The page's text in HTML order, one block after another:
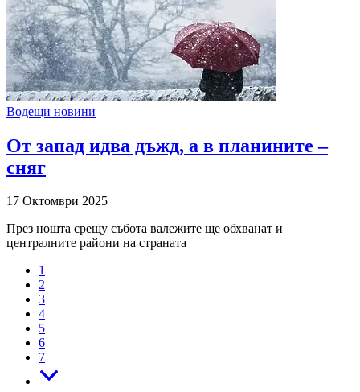
Водещи новини
От запад идва дъжд, а в планините –
сняг
17 Октомври 2025
През нощта срещу събота валежите ще обхванат и
централните райони на страната
1
2
3
4
5
6
7